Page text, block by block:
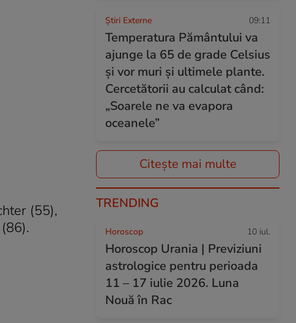
(55),
Știri Externe 09:11
Temperatura Pământului va
ajunge la 65 de grade Celsius
și vor muri și ultimele plante.
Cercetătorii au calculat când:
„Soarele ne va evapora
oceanele”
Citește mai multe
TRENDING
Horoscop 10 iul.
Horoscop Urania | Previziuni
astrologice pentru perioada
11 – 17 iulie 2026. Luna
Nouă în Rac